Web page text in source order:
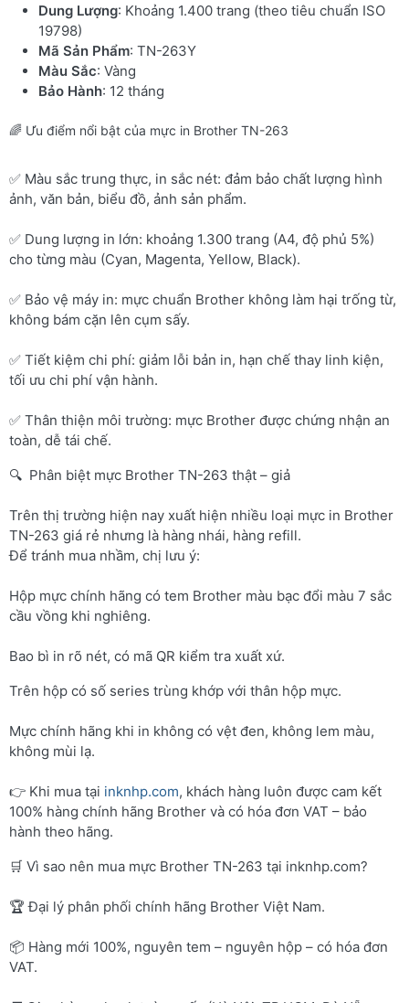
Dung Lượng: Khoảng 1.400 trang (theo tiêu chuẩn ISO
19798)
Mã Sản Phẩm: TN-263Y
Màu Sắc: Vàng
Bảo Hành: 12 tháng
🌈 Ưu điểm nổi bật của mực in Brother TN-263
✅ Màu sắc trung thực, in sắc nét: đảm bảo chất lượng hình
ảnh, văn bản, biểu đồ, ảnh sản phẩm.
✅ Dung lượng in lớn: khoảng 1.300 trang (A4, độ phủ 5%)
cho từng màu (Cyan, Magenta, Yellow, Black).
✅ Bảo vệ máy in: mực chuẩn Brother không làm hại trống từ,
không bám cặn lên cụm sấy.
✅ Tiết kiệm chi phí: giảm lỗi bản in, hạn chế thay linh kiện,
tối ưu chi phí vận hành.
✅ Thân thiện môi trường: mực Brother được chứng nhận an
toàn, dễ tái chế.
🔍 Phân biệt mực Brother TN-263 thật – giả
Trên thị trường hiện nay xuất hiện nhiều loại mực in Brother
TN-263 giá rẻ nhưng là hàng nhái, hàng refill.
Để tránh mua nhầm, chị lưu ý:
Hộp mực chính hãng có tem Brother màu bạc đổi màu 7 sắc
cầu vồng khi nghiêng.
Bao bì in rõ nét, có mã QR kiểm tra xuất xứ.
Trên hộp có số series trùng khớp với thân hộp mực.
Mực chính hãng khi in không có vệt đen, không lem màu,
không mùi lạ.
👉 Khi mua tại inknhp.com, khách hàng luôn được cam kết
100% hàng chính hãng Brother và có hóa đơn VAT – bảo
hành theo hãng.
🛒 Vì sao nên mua mực Brother TN-263 tại inknhp.com?
🏆 Đại lý phân phối chính hãng Brother Việt Nam.
📦 Hàng mới 100%, nguyên tem – nguyên hộp – có hóa đơn
VAT.